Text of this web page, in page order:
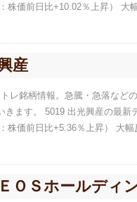
株価前日比+10.02％上昇） 大
産
レ銘柄情報。急騰・急落など
きます。 5019 出光興産の最新
株価前日比+5.36％上昇） 大幅
ＯＳホールディ